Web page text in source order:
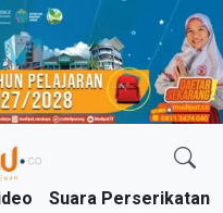
Suara Perserikatan